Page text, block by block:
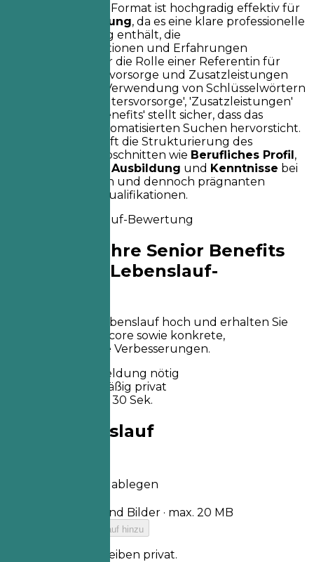
Dieses Lebenslauf-Format ist hochgradig effektiv für
ATS-Optimierung, da es eine klare professionelle
Zusammenfassung enthält, die
Schlüsselqualifikationen und Erfahrungen
hervorhebt, die für die Rolle einer Referentin für
betriebliche Altersvorsorge und Zusatzleistungen
relevant sind. Die Verwendung von Schlüsselwörtern
wie 'betriebliche Altersvorsorge', 'Zusatzleistungen'
und 'Mitarbeiterbenefits' stellt sicher, dass das
Dokument bei automatisierten Suchen hervorsticht.
Darüber hinaus hilft die Strukturierung des
Lebenslaufs mit Abschnitten wie Berufliches Profil,
Ausbildung und Kenntnisse bei
einer umfassenden und dennoch prägnanten
Darstellung der Qualifikationen.
Sofortige Lebenslauf-Bewertung
Prüfen Sie Ihre Senior Benefits
Consultant Lebenslauf-
Laden Sie Ihren Lebenslauf hoch und erhalten Sie
sofort einen ATS-Score sowie konkrete,
positionsbezogene Verbesserungen.
Keine Anmeldung nötig
Standardmäßig privat
Meist unter 30 Sek.
Dein Lebenslauf
Lebenslauf hier ablegen
PDF, DOCX, TXT und Bilder · max. 20 MB
Füge deinen Lebenslauf hinzu
Deine Dateien bleiben privat.